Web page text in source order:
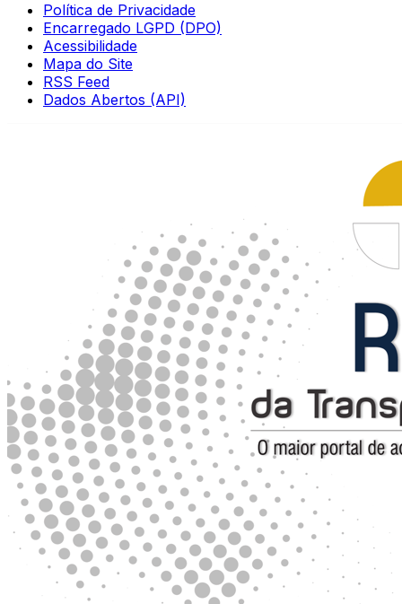
Política de Privacidade
Encarregado LGPD (DPO)
Acessibilidade
Mapa do Site
RSS Feed
Dados Abertos (API)